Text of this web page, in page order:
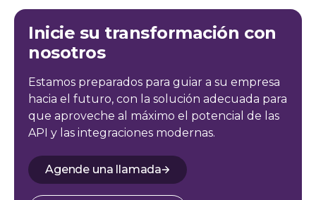
Inicie su transformación con
nosotros
Estamos preparados para guiar a su empresa
hacia el futuro, con la solución adecuada para
que aproveche al máximo el potencial de las
API y las integraciones modernas.
Agende una llamada